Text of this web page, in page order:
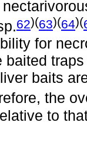
62)(63)(64)(
for
baited
baits
the
to